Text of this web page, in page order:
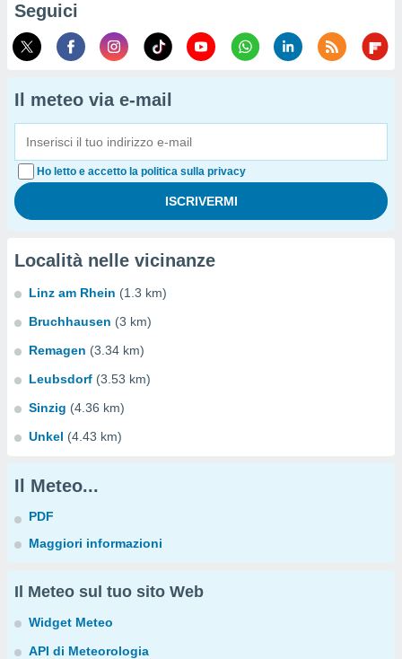
Seguici
Il meteo via e-mail
Ho letto e accetto la politica sulla privacy
Località nelle vicinanze
Linz am Rhein (1.3 km)
Bruchhausen (3 km)
Remagen (3.34 km)
Leubsdorf (3.53 km)
Sinzig (4.36 km)
Unkel (4.43 km)
Il Meteo...
PDF
Maggiori informazioni
Il Meteo sul tuo sito Web
Widget Meteo
API di Meteorologia